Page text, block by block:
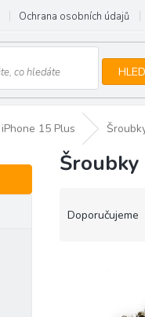
Ochrana osobních údajů
iPhone 15 Plus
Šroubky
Doporučujeme